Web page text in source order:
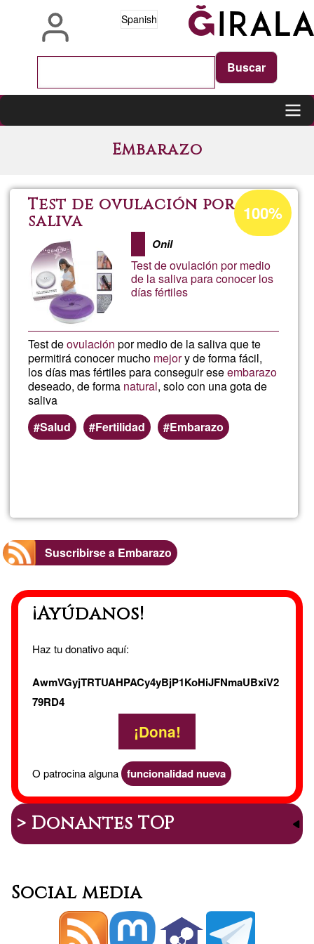
Spanish
Embarazo
Test de ovulación por
saliva
Onil
Test de ovulación por medio
de la saliva para conocer los
días fértiles
Test deovulación por medio de la saliva que te
permitirá conocer mucho mejory de forma fácil,
los días mas fértiles para conseguir eseembarazo
deseado, de forma natural, solo con una gota de
saliva
Salud
Fertilidad Embarazo
Porcentaje
de
aceptación
G1
100%
Test
Suscribirse a Embarazo
¡Ayúdanos!
Haz tu donativo aquí:
AwmVGyjTRTUAHPACy4yBjP1KoHiJFNmaUBxiV2
79RD4
¡Dona!
O patrocina alguna funcionalidad nueva
> Donantes TOP
Social media